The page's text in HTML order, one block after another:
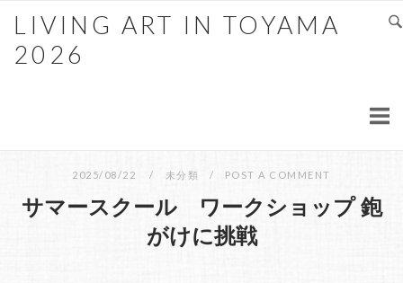
LIVING ART IN TOYAMA
2026
2025/08/22 未分類 POST A COMMENT
サマースクール ワークショップ 鉋
がけに挑戦